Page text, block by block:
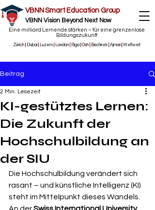
VBNN Smart Education Group
VBNN Vision Beyond Next Now
Eine milliard Lernende stärken – für eine grenzenlose
Bildungszukunft
Zürich Dubai Luzern London Riga Osh Bischkek Ajman |Weltweit
Beitrag
KI-gestütztes Lernen:
Die Zukunft der
Hochschulbildung an
der SIU
2 Min. Lesezeit
Die Hochschulbildung verändert sich
rasant – und künstliche Intelligenz (KI)
steht im Mittelpunkt dieses Wandels.